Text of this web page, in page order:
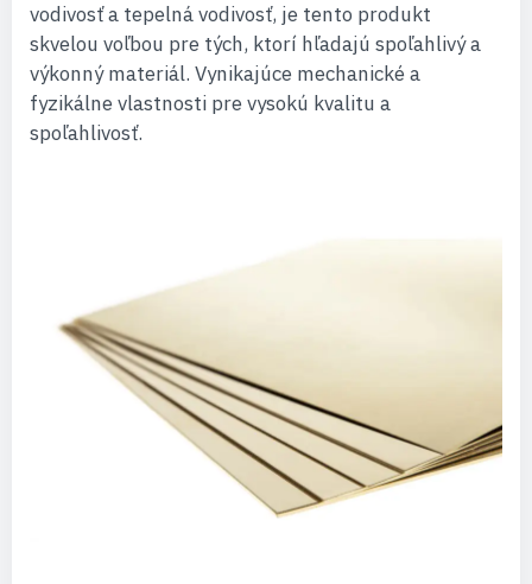
vodivosť a tepelná vodivosť, je tento produkt
skvelou voľbou pre tých, ktorí hľadajú spoľahlivý a
výkonný materiál. Vynikajúce mechanické a
fyzikálne vlastnosti pre vysokú kvalitu a
spoľahlivosť.